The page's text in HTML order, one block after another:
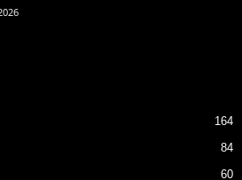
164
84
60